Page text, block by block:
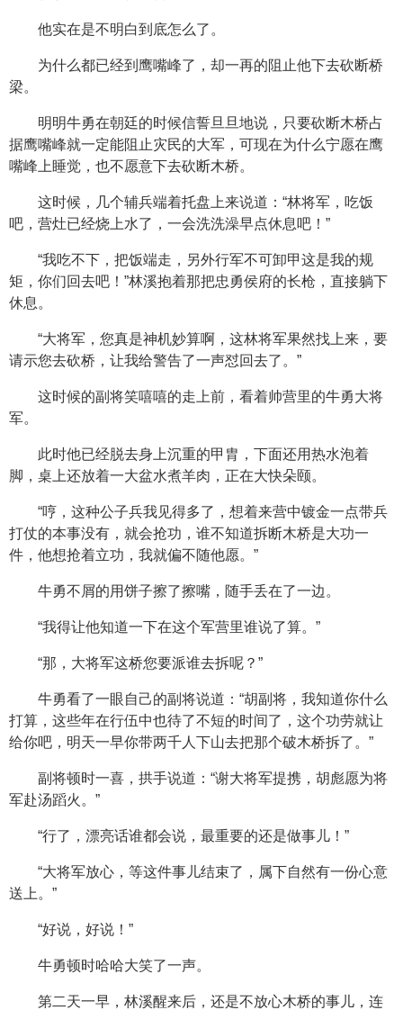
他实在是不明白到底怎么了。
为什么都已经到鹰嘴峰了，却一再的阻止他下去砍断桥
梁。
明明牛勇在朝廷的时候信誓旦旦地说，只要砍断木桥占
据鹰嘴峰就一定能阻止灾民的大军，可现在为什么宁愿在鹰
嘴峰上睡觉，也不愿意下去砍断木桥。
这时候，几个辅兵端着托盘上来说道：“林将军，吃饭
吧，营灶已经烧上水了，一会洗洗澡早点休息吧！”
“我吃不下，把饭端走，另外行军不可卸甲这是我的规
矩，你们回去吧！”林溪抱着那把忠勇侯府的长枪，直接躺下
休息。
“大将军，您真是神机妙算啊，这林将军果然找上来，要
请示您去砍桥，让我给警告了一声怼回去了。”
这时候的副将笑嘻嘻的走上前，看着帅营里的牛勇大将
军。
此时他已经脱去身上沉重的甲胄，下面还用热水泡着
脚，桌上还放着一大盆水煮羊肉，正在大快朵颐。
“哼，这种公子兵我见得多了，想着来营中镀金一点带兵
打仗的本事没有，就会抢功，谁不知道拆断木桥是大功一
件，他想抢着立功，我就偏不随他愿。”
牛勇不屑的用饼子擦了擦嘴，随手丢在了一边。
“我得让他知道一下在这个军营里谁说了算。”
“那，大将军这桥您要派谁去拆呢？”
牛勇看了一眼自己的副将说道：“胡副将，我知道你什么
打算，这些年在行伍中也待了不短的时间了，这个功劳就让
给你吧，明天一早你带两千人下山去把那个破木桥拆了。”
副将顿时一喜，拱手说道：“谢大将军提携，胡彪愿为将
军赴汤蹈火。”
“行了，漂亮话谁都会说，最重要的还是做事儿！”
“大将军放心，等这件事儿结束了，属下自然有一份心意
送上。”
“好说，好说！”
牛勇顿时哈哈大笑了一声。
第二天一早，林溪醒来后，还是不放心木桥的事儿，连